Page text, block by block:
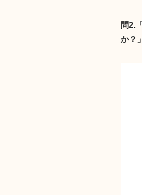
問2.
か？」